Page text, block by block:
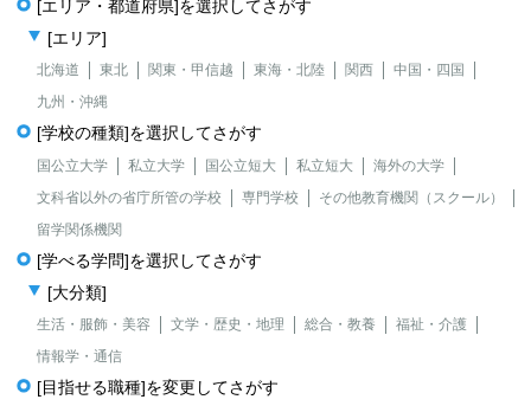
[エリア・都道府県]を選択してさがす
[エリア]
北海道 東北 関東・甲信越 東海・北陸 関西
中国・四国
九州・沖縄
[学校の種類]を選択してさがす
国公立大学 私立大学 国公立短大 私立短大
海外の大学
文科省以外の省庁所管の学校
専門学校
その他教育機関（スクール）
留学関係機関
[学べる学問]を選択してさがす
[大分類]
生活・服飾・美容 文学・歴史・地理 総合・教養
福祉・介護
情報学・通信
[目指せる職種]を変更してさがす